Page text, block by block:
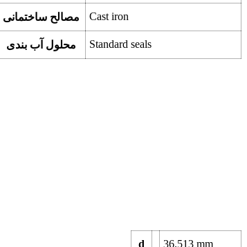
مصالح ساختمانی Cast iron
محلول آب بندی Standard seals
d 36.513 mm